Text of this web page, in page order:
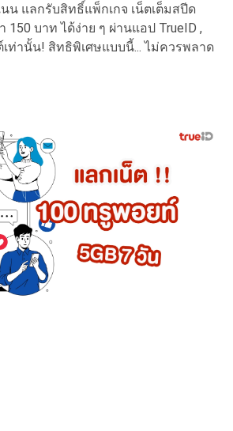
น แลกรับสิทธิ์แพ็กเกจ เน็ตเต็มสปีด
150 บาท ได้ง่าย ๆ ผ่านแอป TrueID ,
เท่านั้น! สิทธิพิเศษแบบนี้... ไม่ควรพลาด